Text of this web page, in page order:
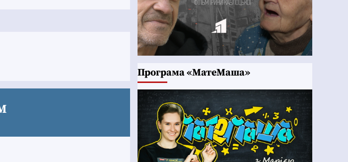
Програма «МатеМаша»